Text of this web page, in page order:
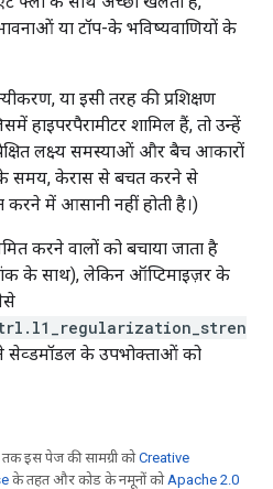
या टॉप-के भविष्यवाणियों के
या इसी तरह की प्रशिक्षण
हाइपरपैरामीटर शामिल हैं, तो उन्हें
लक्ष्य समस्याओं और बैच आकारों
केरास से बचत करने से
में आसानी नहीं होती है।)
करने वालों को बचाया जाता है
के साथ), लेकिन ऑप्टिमाइज़र के
सेव्डमॉडल के उपभोक्ताओं को
इस पेज की सामग्री कोCreative
के तहत और कोड के नमूनों कोApache 2.0